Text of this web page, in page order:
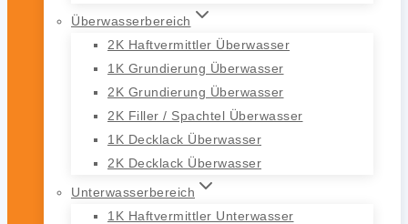
Überwasserbereich
2K Haftvermittler Überwasser
1K Grundierung Überwasser
2K Grundierung Überwasser
2K Filler / Spachtel Überwasser
1K Decklack Überwasser
2K Decklack Überwasser
Unterwasserbereich
1K Haftvermittler Unterwasser